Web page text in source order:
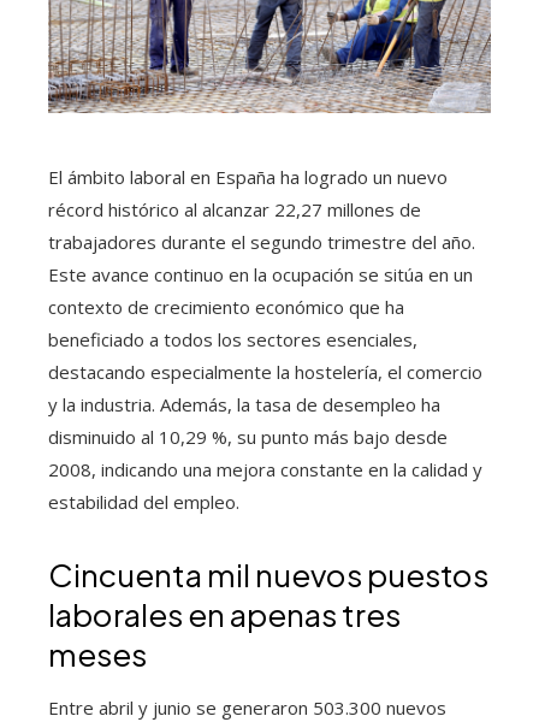
El ámbito laboral en España ha logrado un nuevo
récord histórico al alcanzar 22,27 millones de
trabajadores durante el segundo trimestre del año.
Este avance continuo en la ocupación se sitúa en un
contexto de crecimiento económico que ha
beneficiado a todos los sectores esenciales,
destacando especialmente la hostelería, el comercio
y la industria. Además, la tasa de desempleo ha
disminuido al 10,29 %, su punto más bajo desde
2008, indicando una mejora constante en la calidad y
estabilidad del empleo.
Cincuenta mil nuevos puestos
laborales en apenas tres
meses
Entre abril y junio se generaron 503.300 nuevos